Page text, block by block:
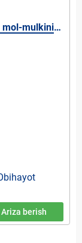
mol-mulkini
Ariza berish